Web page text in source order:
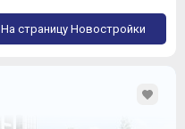
На страницу Новостройки